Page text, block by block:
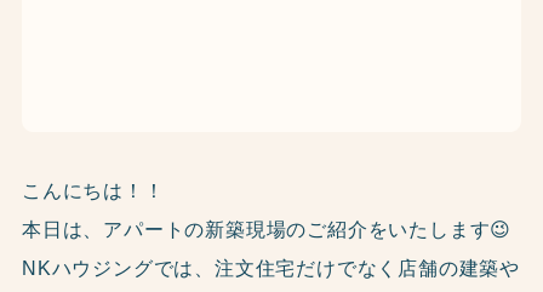
こんにちは！！
本日は、アパートの新築現場のご紹介をいたします😉
NKハウジングでは、注文住宅だけでなく店舗の建築や